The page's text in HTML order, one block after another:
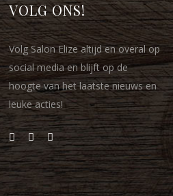
VOLG ONS!
Volg Salon Elize altijd en overal op
social media en blijft op de
hoogte van het laatste nieuws en
leuke acties!